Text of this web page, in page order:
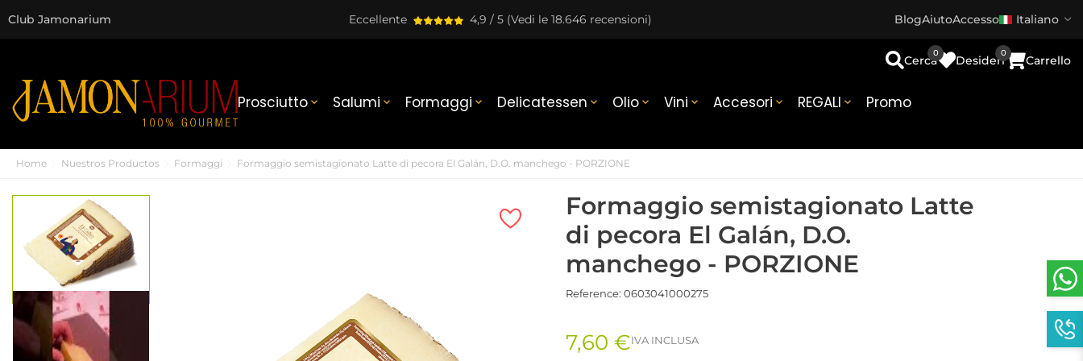
Club Jamonarium Eccellente 4,9 / 5 (Vedi le 18.646 recensioni) BlogAiutoAccesso Italiano
Prosciutto  Salumi  Formaggi  Delicatessen  Olio  Vini  Accesori  REGALI  Promo
Cerca Desideri
0
Carrello
0
Home Nuestros Productos Formaggi Formaggio semistagionato Latte di pecora El Galán, D.O. manchego - PORZIONE
Formaggio semistagionato Latte
di pecora El Galán, D.O.
manchego - PORZIONE
Reference: 0603041000275
7,60 €IVA INCLUSA